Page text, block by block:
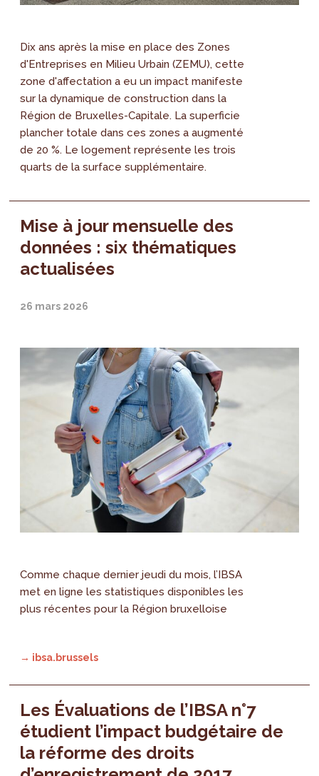
Dix ans après la mise en place des Zones
d'Entreprises en Milieu Urbain (ZEMU), cette
zone d'affectation a eu un impact manifeste
sur la dynamique de construction dans la
Région de Bruxelles-Capitale. La superficie
plancher totale dans ces zones a augmenté
de 20 %. Le logement représente les trois
quarts de la surface supplémentaire.
Mise à jour mensuelle des
données : six thématiques
actualisées
26 mars 2026
Comme chaque dernier jeudi du mois, l’IBSA
met en ligne les statistiques disponibles les
plus récentes pour la Région bruxelloise
→ ibsa.brussels
Les Évaluations de l’IBSA n°7
étudient l’impact budgétaire de
la réforme des droits